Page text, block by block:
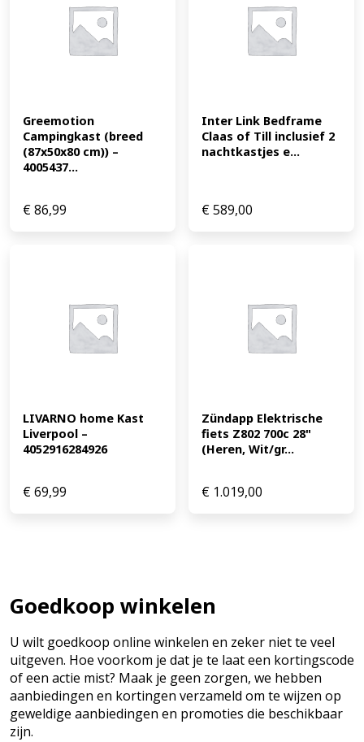
Greemotion
Campingkast (breed
(87x50x80 cm)) –
4005437...
€86,99
Inter Link Bedframe
Claas of Till inclusief 2
nachtkastjes e...
€589,00
LIVARNO home Kast
Liverpool –
4052916284926
€69,99
Zündapp Elektrische
fiets Z802 700c 28"
(Heren, Wit/gr...
€ 1.019,00
Goedkoop winkelen
U wilt goedkoop online winkelen en zeker niet te veel
uitgeven. Hoe voorkom je dat je te laat een kortingscode
of een actie mist? Maak je geen zorgen, we hebben
aanbiedingen en kortingen verzameld om te wijzen op
geweldige aanbiedingen en promoties die beschikbaar
zijn.